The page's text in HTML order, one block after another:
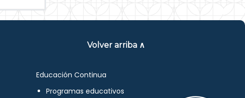
Volver arriba ∧
Educación Continua
Programas educativos